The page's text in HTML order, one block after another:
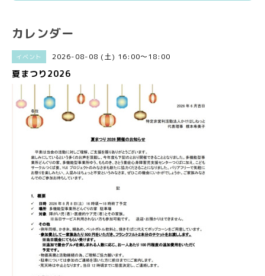
カレンダー
イベント 2026-08-08 (土) 16:00～18:00
夏まつり2026